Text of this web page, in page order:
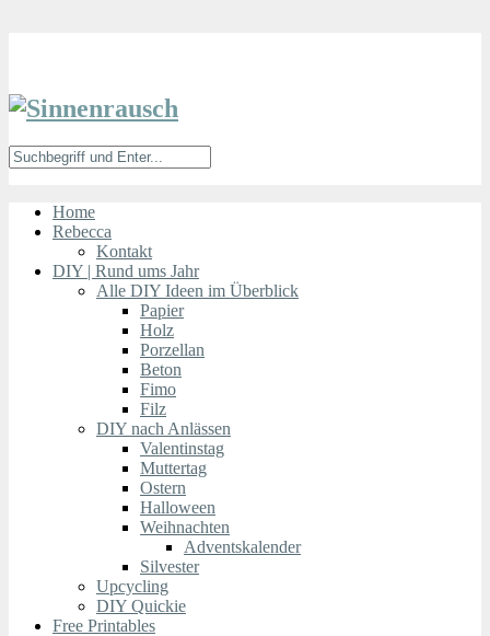
Home
Rebecca
Kontakt
DIY | Rund ums Jahr
Alle DIY Ideen im Überblick
Papier
Holz
Porzellan
Beton
Fimo
Filz
DIY nach Anlässen
Valentinstag
Muttertag
Ostern
Halloween
Weihnachten
Adventskalender
Silvester
Upcycling
DIY Quickie
Free Printables